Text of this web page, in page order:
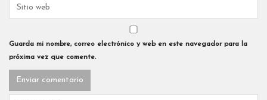
Guarda mi nombre, correo electrónico y web en este navegador para la
próxima vez que comente.